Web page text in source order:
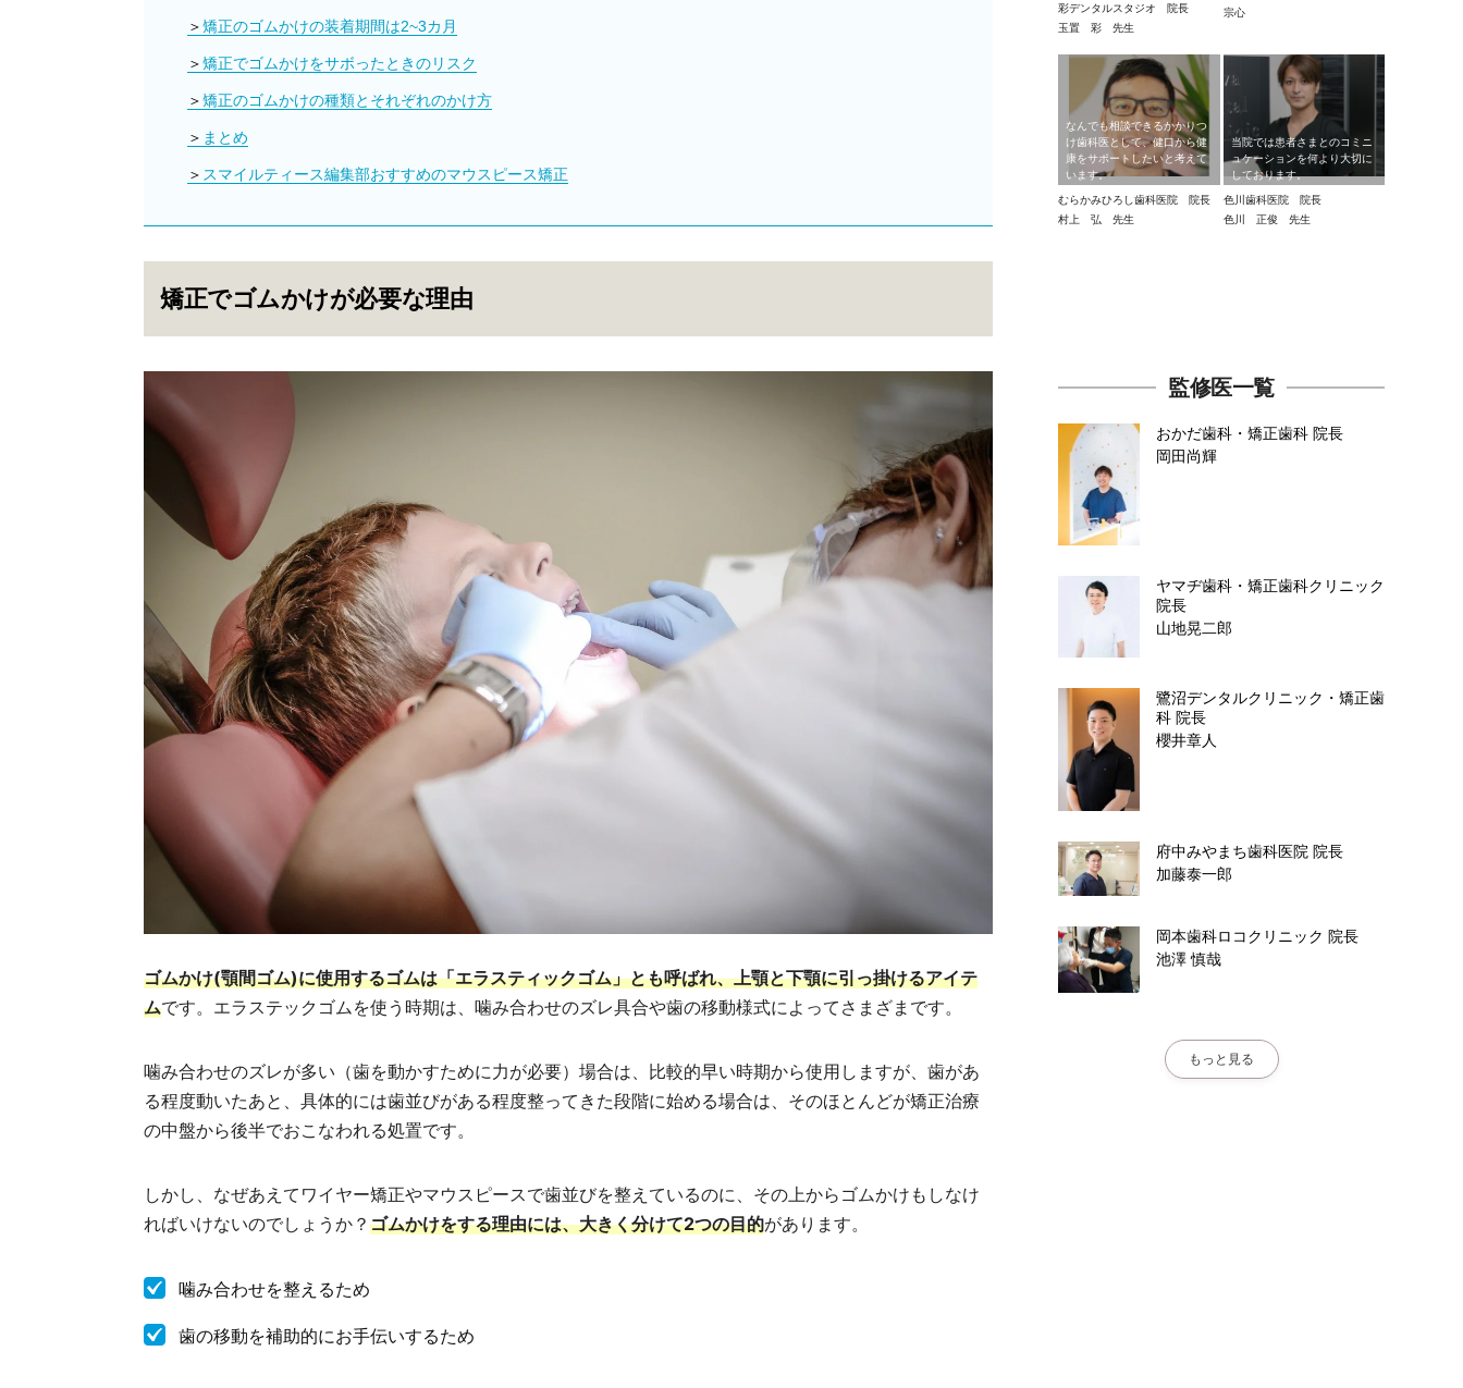
矯正のゴムかけの装着期間は2~3カ月
矯正でゴムかけをサボったときのリスク
矯正のゴムかけの種類とそれぞれのかけ方
まとめ
スマイルティース編集部おすすめのマウスピース矯正
矯正でゴムかけが必要な理由
ゴムかけ(顎間ゴム)に使用するゴムは「エラスティックゴム」とも呼ばれ、上顎と下顎に引っ掛けるアイテ
ムです。エラステックゴムを使う時期は、噛み合わせのズレ具合や歯の移動様式によってさまざまです。
噛み合わせのズレが多い（歯を動かすために力が必要）場合は、比較的早い時期から使用しますが、歯があ
る程度動いたあと、具体的には歯並びがある程度整ってきた段階に始める場合は、そのほとんどが矯正治療
の中盤から後半でおこなわれる処置です。
しかし、なぜあえてワイヤー矯正やマウスピースで歯並びを整えているのに、その上からゴムかけもしなけ
ればいけないのでしょうか？ ゴムかけをする理由には、大きく分けて2つの目的があります。
噛み合わせを整えるため
歯の移動を補助的にお手伝いするため
彩デンタルスタジオ 院長
玉置 彩 先生
宗心
なんでも相談できるかかりつ
け歯科医として、健口から健
康をサポートしたいと考えて
います。
むらかみひろし歯科医院 院長
村上 弘 先生
当院では患者さまとのコミニ
ュケーションを何より大切に
しております。
色川歯科医院 院長
色川 正俊 先生
監修医一覧
おかだ歯科・矯正歯科 院長
岡田尚輝
ヤマヂ歯科・矯正歯科クリニック
院長
山地晃二郎
鷺沼デンタルクリニック・矯正歯
科 院長
櫻井章人
府中みやまち歯科医院 院長
加藤泰一郎
岡本歯科ロコクリニック 院長
池澤 慎哉
もっと見る